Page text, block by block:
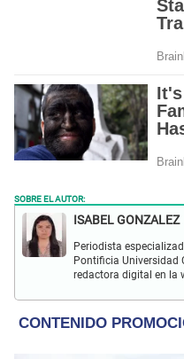
SOBRE EL AUTOR:
ISABEL GONZALEZ
Periodista
Pontificia Universidad
redactora digital en la
sociales y nuevas